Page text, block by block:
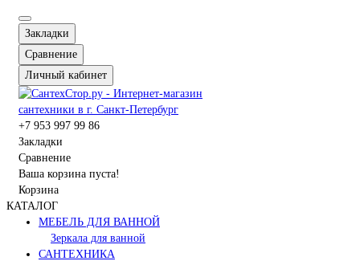
Закладки
Сравнение
Личный кабинет
+7 953 997 99 86
Закладки
Сравнение
Ваша корзина пуста!
Корзина
КАТАЛОГ
МЕБЕЛЬ ДЛЯ ВАННОЙ
Зеркала для ванной
САНТЕХНИКА